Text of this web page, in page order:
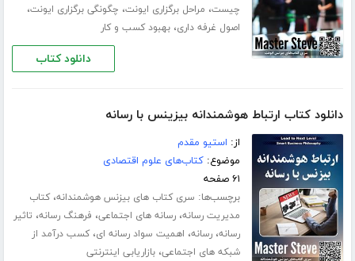
چیست، مراحل برگزاری ایونت، چگونگی برگزاری ایونت،
اصول غرفه داری،بهبود کسب و کار
دانلود کتاب
دانلود کتاب ارتباط هوشمندانه بیزینس با رسانه
از: استیو مقدم
موضوع:کتاب‌های علوم اقتصادی
۶۱ صفحه
برچسب‌ها: سری کتاب های بیزنس هوشمندانه،کتاب
مدیریت رسانه،رسانه های اجتماعی، فرهنگ رسانه، تاثیر
رسانه،رسانه، اهمیت سواد رسانه ای،کسب درآمد از
شبکه های اجتماعی،بازاریابی اینترنتی